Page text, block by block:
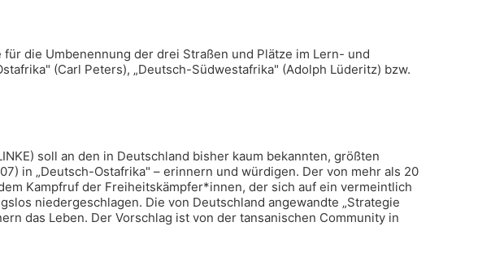
die Umbenennung der drei Straßen und Plätze im Lern- und
(Carl Peters), „Deutsch-Südwestafrika" (Adolph Lüderitz) bzw.
soll an den in Deutschland bisher kaum bekannten, größten
in „Deutsch-Ostafrika" – erinnern und würdigen. Der von mehr als 20
Kampfruf der Freiheitskämpfer*innen, der sich auf ein vermeintlich
niedergeschlagen. Die von Deutschland angewandte „Strategie
das Leben. Der Vorschlag ist von der tansanischen Community in